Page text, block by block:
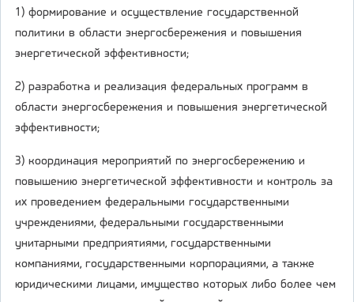
1) формирование и осуществление государственной
политики в области энергосбережения и повышения
энергетической эффективности;
2) разработка и реализация федеральных программ в
области энергосбережения и повышения энергетической
эффективности;
3) координация мероприятий по энергосбережению и
повышению энергетической эффективности и контроль за
их проведением федеральными государственными
учреждениями, федеральными государственными
унитарными предприятиями, государственными
компаниями, государственными корпорациями, а также
юридическими лицами, имущество которых либо более чем